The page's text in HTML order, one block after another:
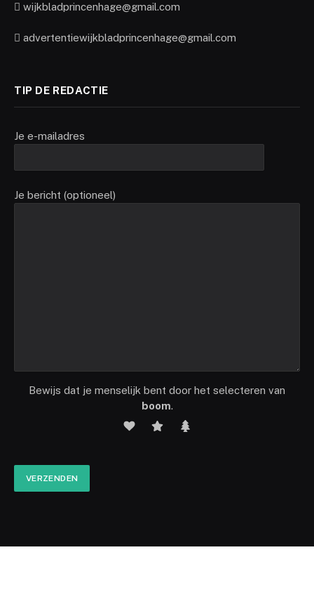
wijkbladprincenhage@gmail.com
advertentiewijkbladprincenhage@gmail.com
TIP DE REDACTIE
Je e-mailadres
Je bericht (optioneel)
Bewijs dat je menselijk bent door het selecteren van
boom.